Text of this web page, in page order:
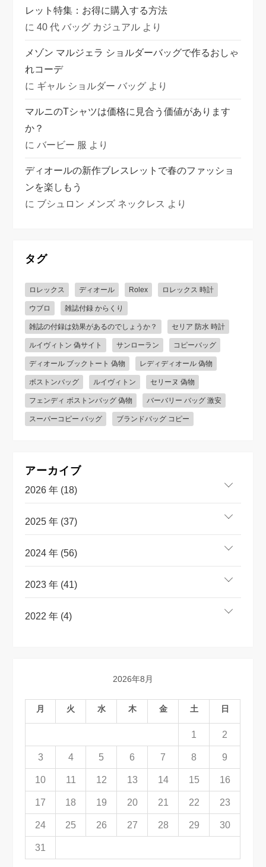
レット特集：お得に購入する方法
に40 代 バッグ カジュアル より
メゾン マルジェラ ショルダーバッグで作るおしゃ
れコーデ
に ギャル ショルダー バッグ より
マルニのTシャツは価格に見合う価値があります
か？
にバービー 服 より
ディオールの新作ブレスレットで春のファッショ
ンを楽しもう
に ブシュロン メンズ ネックレス より
タグ
ロレックス ディオール Rolex ロレックス 時計
ウブロ 雑誌付録 からくり
雑誌の付録は効果があるのでしょうか？ セリア 防水 時計
ルイヴィトン 偽サイト サンローラン コピーバッグ
ディオール ブックトート 偽物 レディディオール 偽物
ボストンバッグ ルイヴィトン セリーヌ 偽物
フェンディ ボストンバッグ 偽物 バーバリー バッグ 激安
スーパーコピー バッグ ブランドバッグ コピー
アーカイブ
2026 年 (18)
2025 年 (37)
2024 年 (56)
2023 年 (41)
2022 年 (4)
2026年8月
月 火 水 木 金 土 日
1 2
3 4 5 6 7 8 9
10 11 12 13 14 15 16
17 18 19 20 21 22 23
24 25 26 27 28 29 30
31